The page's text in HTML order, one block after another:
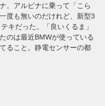
。アルピナに乗って「こら
度も無いのだけれど、新型3
キだった。「良いくるま」
のは最近BMWが使っている
ること。静電センサーの都